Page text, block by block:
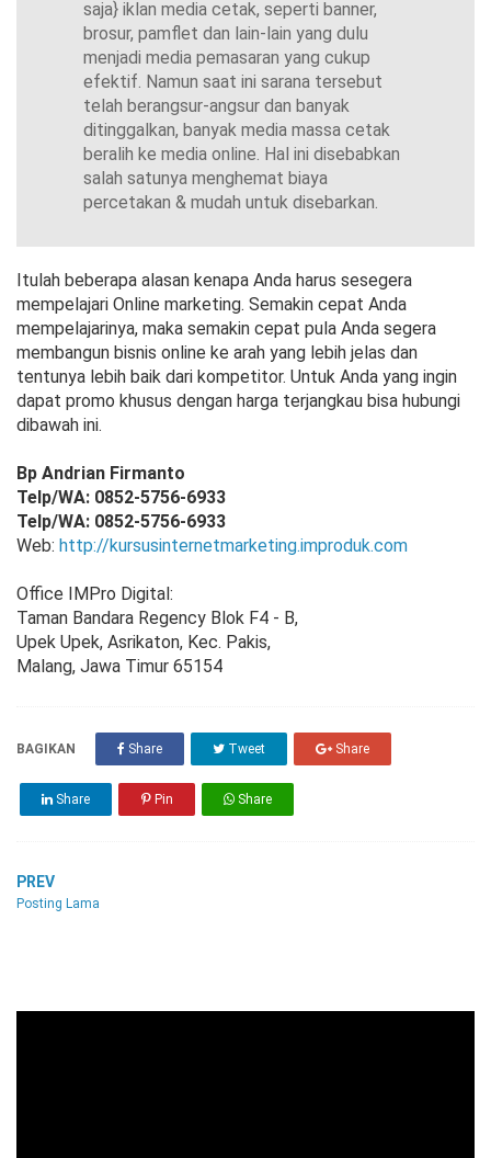
saja} iklan media cetak, seperti banner,
brosur, pamflet dan lain-lain yang dulu
menjadi media pemasaran yang cukup
efektif. Namun saat ini sarana tersebut
telah berangsur-angsur dan banyak
ditinggalkan, banyak media massa cetak
beralih ke media online. Hal ini disebabkan
salah satunya menghemat biaya
percetakan & mudah untuk disebarkan.
Itulah beberapa alasan kenapa Anda harus sesegera
mempelajari Online marketing. Semakin cepat Anda
mempelajarinya, maka semakin cepat pula Anda segera
membangun bisnis online ke arah yang lebih jelas dan
tentunya lebih baik dari kompetitor. Untuk Anda yang ingin
dapat promo khusus dengan harga terjangkau bisa hubungi
dibawah ini.
Bp Andrian Firmanto
Telp/WA: 0852-5756-6933
Telp/WA: 0852-5756-6933
Web: http://kursusinternetmarketing.improduk.com
Office IMPro Digital:
Taman Bandara Regency Blok F4 - B,
Upek Upek, Asrikaton, Kec. Pakis,
Malang, Jawa Timur 65154
BAGIKAN Share Tweet Share
Share Pin Share
PREV
Posting Lama